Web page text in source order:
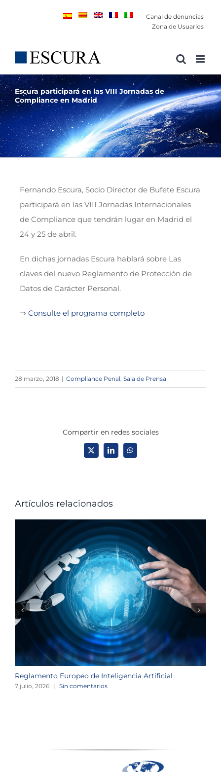
Canal de denuncias
Zona de Usuarios
Escura participará en las VIII Jornadas de
Compliance en Madrid
Fernando Escura, Socio Director de Bufete Escura
participará en las VIII Jornadas Internacionales
de Compliance que tendrán lugar en Madrid el
24 y 25 de abril.
En dichas jornadas Escura hablará sobre Las
claves del nuevo Reglamento de Protección de
Datos de Carácter Personal.
⇒ Consulte el programa completo
28 marzo, 2018 | Compliance Penal, Sala de Prensa
Compartir en redes sociales
X LinkedInWhatsApp
Artículos relacionados
Reglamento Europeo de Inteligencia Artificial
7 julio, 2026 | Sin comentarios